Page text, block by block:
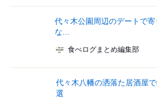
代々木公園周辺のデートで
な...
食べログまとめ編集部
代々木八幡の洒落た居酒屋
選